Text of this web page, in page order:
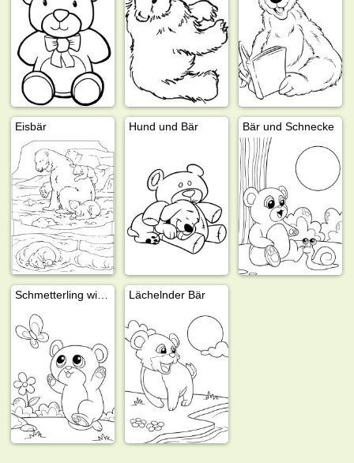
Eisbär Hund und Bär Bär und Schnecke
Lächelnder Bär